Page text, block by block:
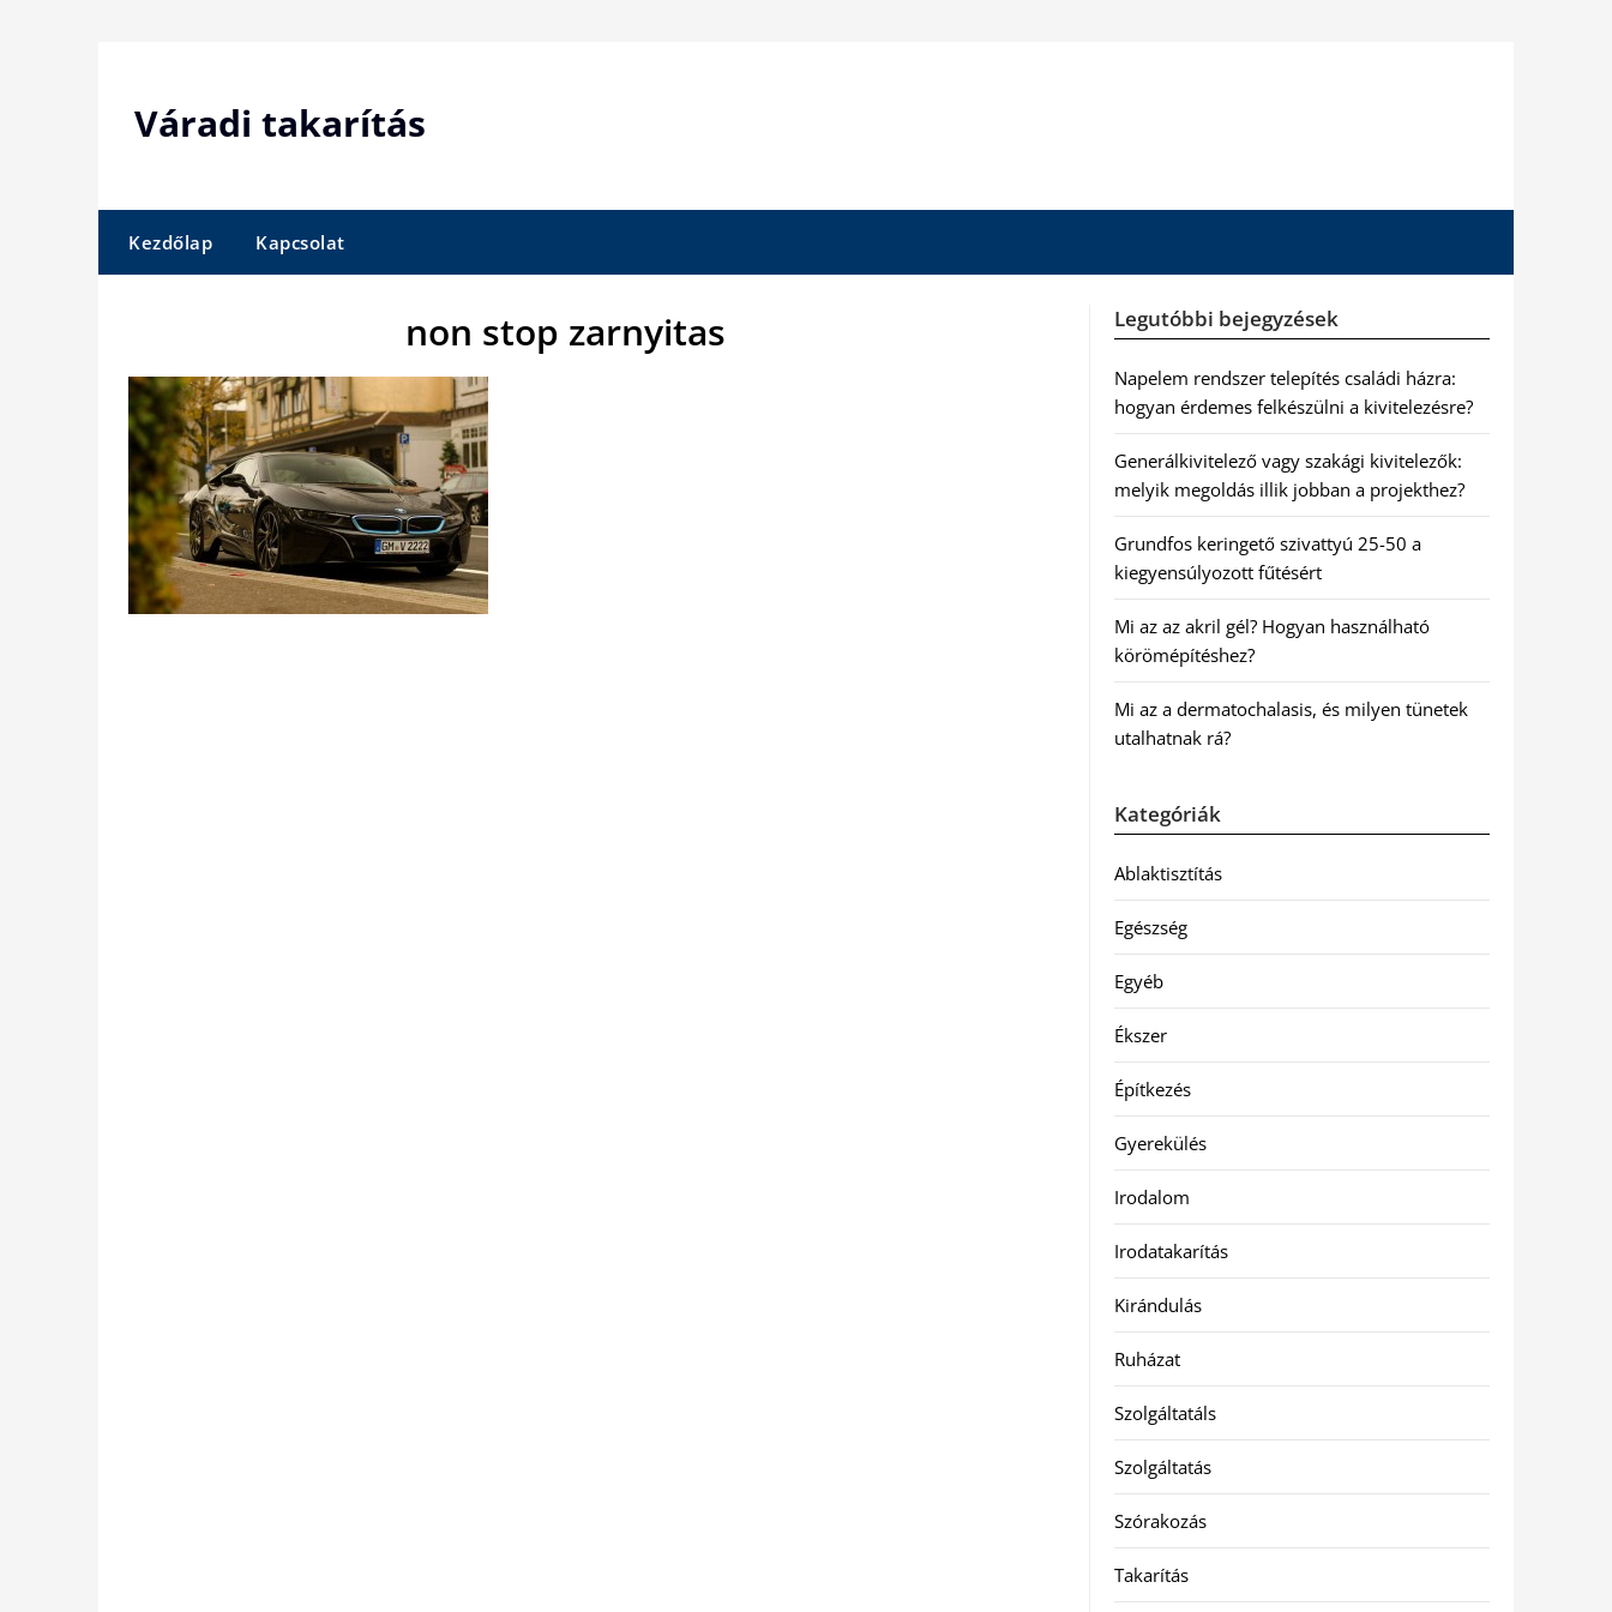
Váradi takarítás
Kezdőlap Kapcsolat
non stop zarnyitas Legutóbbi bejegyzések
Napelem rendszer telepítés családi házra:
hogyan érdemes felkészülni a kivitelezésre?
Generálkivitelező vagy szakági kivitelezők:
melyik megoldás illik jobban a projekthez?
Grundfos keringető szivattyú 25-50 a
kiegyensúlyozott fűtésért
Mi az az akril gél? Hogyan használható
körömépítéshez?
Mi az a dermatochalasis, és milyen tünetek
utalhatnak rá?
Kategóriák
Ablaktisztítás
Egészség
Egyéb
Ékszer
Építkezés
Gyerekülés
Irodalom
Irodatakarítás
Kirándulás
Ruházat
Szolgáltatáls
Szolgáltatás
Szórakozás
Takarítás